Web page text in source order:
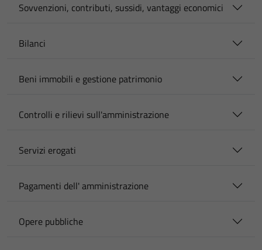
Sovvenzioni, contributi, sussidi, vantaggi economici
Bilanci
Beni immobili e gestione patrimonio
Controlli e rilievi sull'amministrazione
Servizi erogati
Pagamenti dell' amministrazione
Opere pubbliche